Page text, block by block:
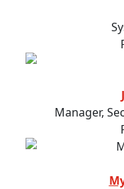
Manager,